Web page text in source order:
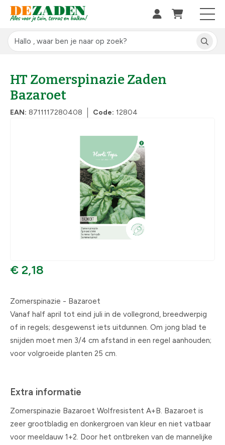
HT Zomerspinazie Zaden
Bazaroet
EAN: 8711117280408 Code: 12804
€ 2,18
Zomerspinazie - Bazaroet
Vanaf half april tot eind juli in de vollegrond, breedwerpig
of in regels; desgewenst iets uitdunnen. Om jong blad te
snijden moet men 3/4 cm afstand in een regel aanhouden;
voor volgroeide planten 25 cm.
Extra informatie
Zomerspinazie Bazaroet Wolfresistent A+B. Bazaroet is
zeer grootbladig en donkergroen van kleur en niet vatbaar
voor meeldauw 1+2. Door het ontbreken van de mannelijke